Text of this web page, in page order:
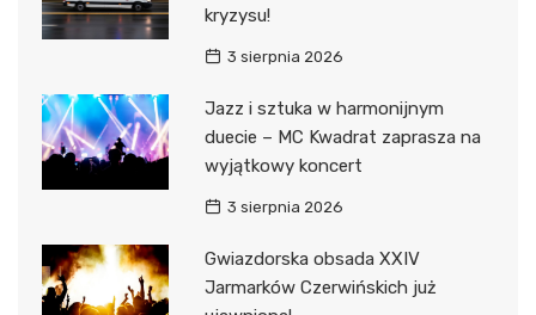
kryzysu!
3 sierpnia 2026
Jazz i sztuka w harmonijnym
duecie – MC Kwadrat zaprasza na
wyjątkowy koncert
3 sierpnia 2026
Gwiazdorska obsada XXIV
Jarmarków Czerwińskich już